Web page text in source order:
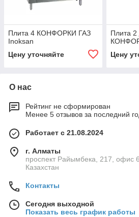
Плита 4 КОНФОРКИ ГАЗ
Inoksan
Цену уточняйте
Плита
Цену
О нас
Рейтинг не сформирован
Менее 5 отзывов за последний
Работает с 21.08.2024
г. Алматы
проспект Райымбека, 217, офис
Казахстан
Контакты
Сегодня выходной
Показать весь график работы